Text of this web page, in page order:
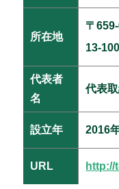
所在地
〒
13-
代表者
名
代表
設立年 2016
URL http://